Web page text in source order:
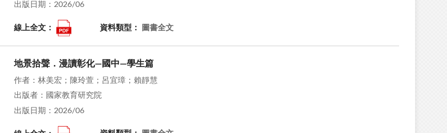
出版日期：2026/06
線上全文： 資料類型： 圖書全文
地景拾聲．漫讀彰化—國中—學生篇
作者：林美宏；陳玲萱；呂宜璋；賴靜慧
出版者：國家教育研究院
出版日期：2026/06